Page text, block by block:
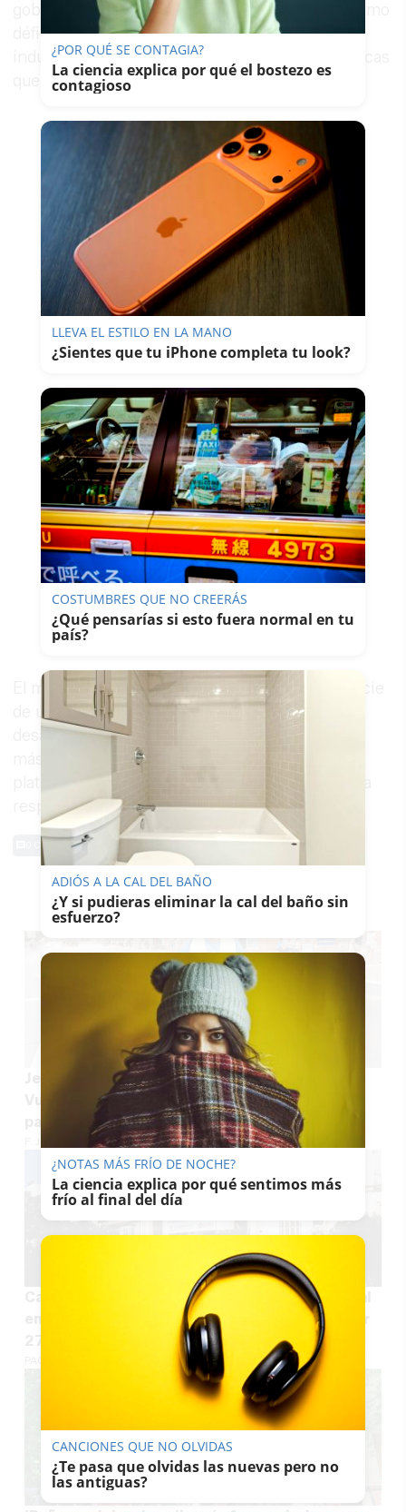
gobiernos, incluido el español, no computan como
déficit las inversiones en el complejo militar-
industrial, beneficiando así a las élites económicas
que vacían las arcas públicas.
El manifiesto describe la carta como "una especie
de último aviso antes de la tormenta que puede
desatarse en Europa, como ya pasó hace poco
más de un siglo". Frente a ese panorama, la
respuesta ciudadana conjunta en Jerez.
0 Comentarios
TE PUEDE INTERESAR
Jerez busca voluntarios para la 18ª etapa de La
Vuelta Ciclista a España: así puedes apuntarte
para el 10 de septiembre
Casa palacio con 16 pisos de lujo junto al Arenal
en Jerez: Gilmar vende áticos de 42 metros por
¿POR QUÉ SE CONTAGIA?
La ciencia explica por qué el bostezo es
contagioso
LLEVA EL ESTILO EN LA MANO
¿Sientes que tu iPhone completa tu look?
COSTUMBRES QUE NO CREERÁS
¿Qué pensarías si esto fuera normal en tu
país?
ADIÓS A LA CAL DEL BAÑO
¿Y si pudieras eliminar la cal del baño sin
esfuerzo?
¿NOTAS MÁS FRÍO DE NOCHE?
La ciencia explica por qué sentimos más
frío al final del día
CANCIONES QUE NO OLVIDAS
¿Te pasa que olvidas las nuevas pero no
las antiguas?